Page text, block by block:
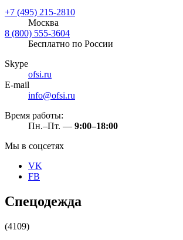
+7 (495) 215-2810
Москва
8 (800) 555-3604
Бесплатно по России
Skype
ofsi.ru
E-mail
info@ofsi.ru
Время работы:
Пн.–Пт. — 9:00–18:00
Мы в соцсетях
VK
FB
Спецодежда
(4109)